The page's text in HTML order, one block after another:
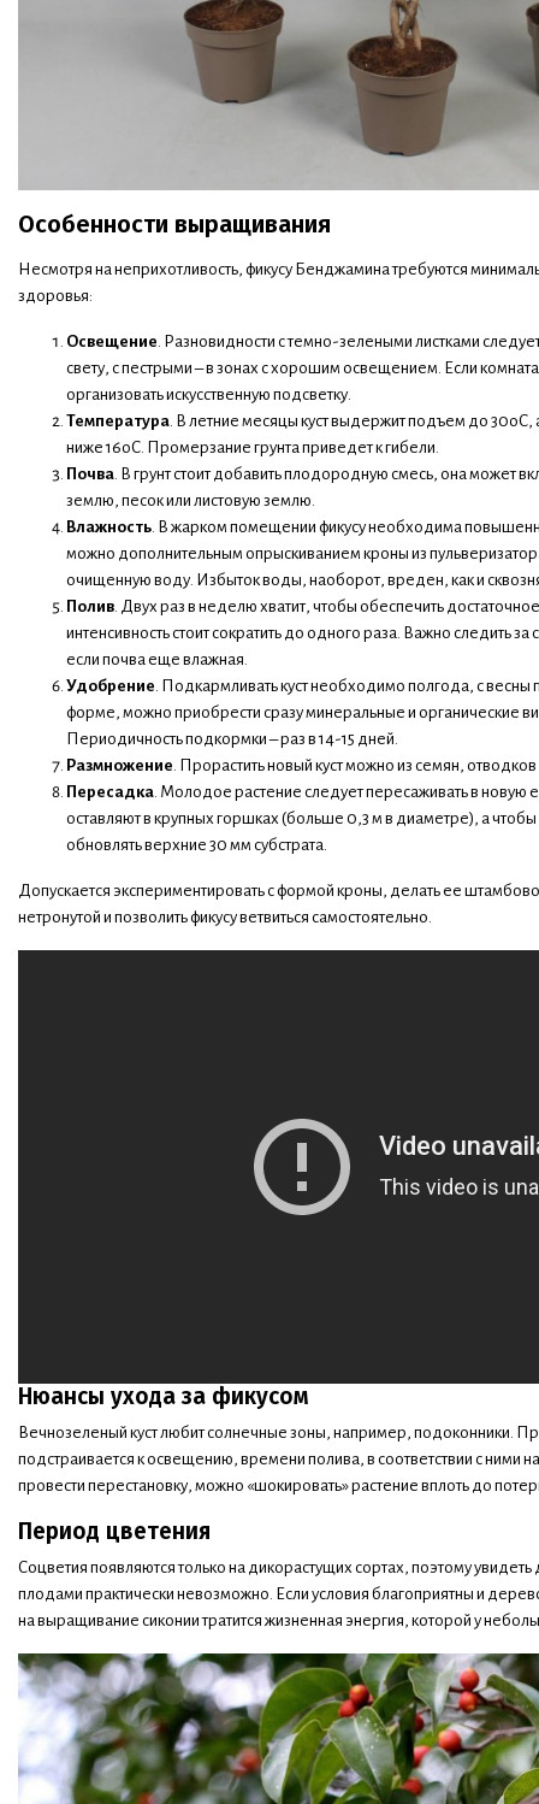
Особенности выращивания
Несмотря на неприхотливость, фикусу Бенджамина требуются
здоровья:
Освещение . Разновидности с темно-зелеными листками
свету, с пестрыми – в зонах с хорошим освещением. Если
организовать искусственную подсветку.
Температура . В летние месяцы куст выдержит подъем до
ниже 16оС. Промерзание грунта приведет к гибели.
Почва . В грунт стоит добавить плодородную смесь, она может
землю, песок или листовую землю.
Влажность . В жарком помещении фикусу необходима
можно дополнительным опрыскиванием кроны из
очищенную воду. Избыток воды, наоборот, вреден, как и
Полив . Двух раз в неделю хватит, чтобы обеспечить
интенсивность стоит сократить до одного раза. Важно следить
если почва еще влажная.
Удобрение . Подкармливать куст необходимо полгода, с
форме, можно приобрести сразу минеральные и органические
Периодичность подкормки – раз в 14-15 дней.
Размножение . Прорастить новый куст можно из семян,
Пересадка . Молодое растение следует пересаживать в
оставляют в крупных горшках (больше 0,3 м в диаметре), а
обновлять верхние 30 мм субстрата.
Допускается экспериментировать с формой кроны, делать ее
нетронутой и позволить фикусу ветвиться самостоятельно.
Нюансы ухода за фикусом
Вечнозеленый куст любит солнечные зоны, например, подоконники.
подстраивается к освещению, времени полива, в соответствии с ними
провести перестановку, можно «шокировать» растение вплоть до
Период цветения
Соцветия появляются только на дикорастущих сортах, поэтому
плодами практически невозможно. Если условия благоприятны и
на выращивание сиконии тратится жизненная энергия, которой у